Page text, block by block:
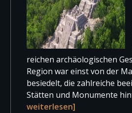
reichen archäologischen
Region war einst von der
besiedelt, die zahlreiche
Stätten und Monumente
weiterlesen]